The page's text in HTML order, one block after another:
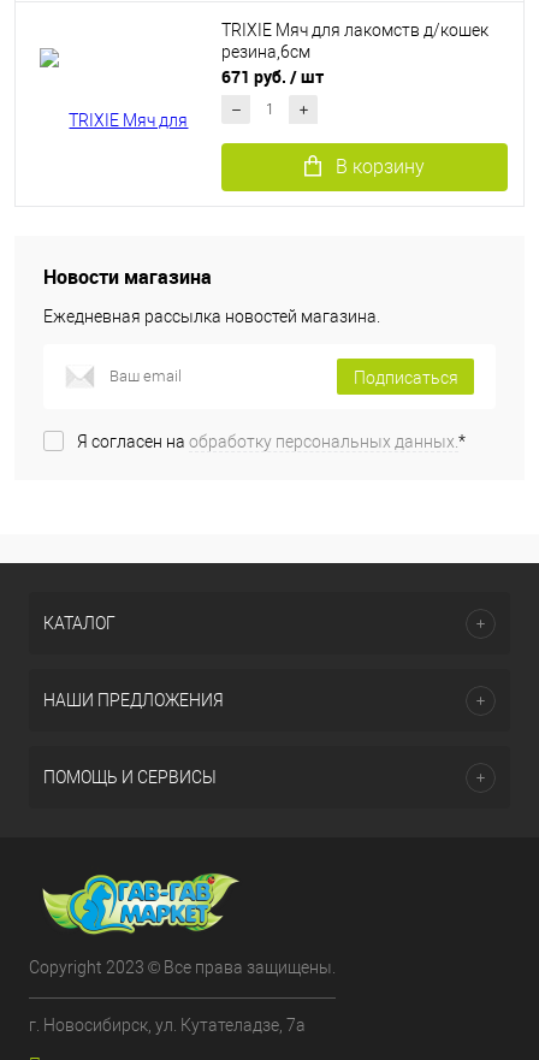
TRIXIE Мяч для лакомств д/кошек
резина,6см
671 руб. / шт
В корзину
Новости магазина
Ежедневная рассылка новостей магазина.
Подписаться
Я согласен на обработку персональных данных.*
КАТАЛОГ
НАШИ ПРЕДЛОЖЕНИЯ
ПОМОЩЬ И СЕРВИСЫ
Copyright 2023 © Все права защищены.
г. Новосибирск, ул. Кутателадзе, 7а